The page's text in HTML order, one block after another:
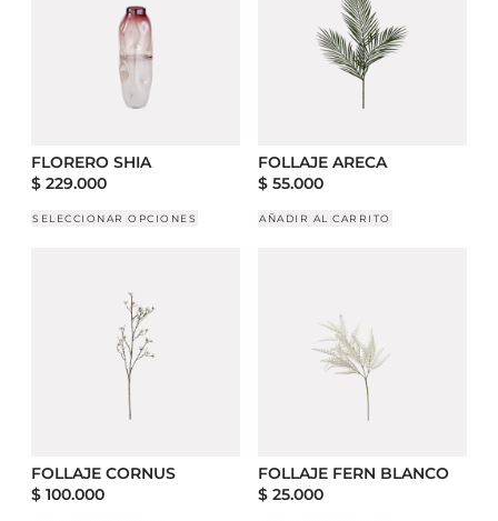
FLORERO SHIA
$ 229.000
SELECCIONAR OPCIONES
FOLLAJE ARECA
$ 55.000
AÑADIR AL CARRITO
FOLLAJE CORNUS
$ 100.000
FOLLAJE FERN BLANCO
$ 25.000